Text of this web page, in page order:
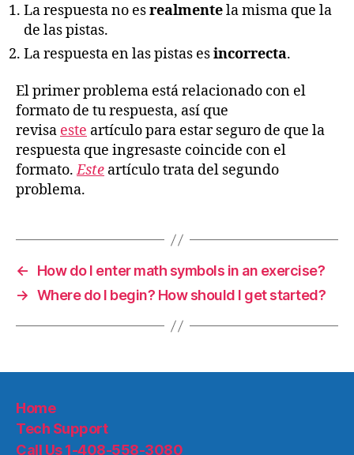
La respuesta no esrealmentela misma que la
de las pistas.
La respuesta en las pistas esincorrecta.
El primer problema está relacionado con el
formato de tu respuesta, así que
revisa este artículo para estar seguro de que la
respuesta que ingresaste coincide con el
formato.Este artículo trata del segundo
problema.
←
How do I enter math symbols in an exercise?
→ Where do I begin? How should I get started?
Home
Tech Support
Call Us 1-408-558-3080